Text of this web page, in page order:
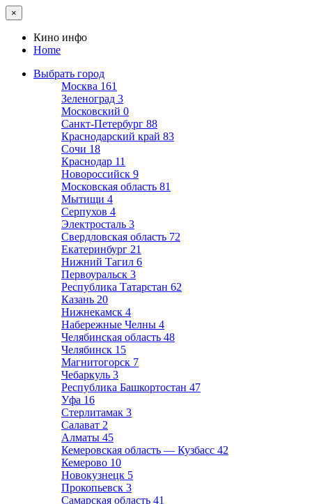
×
Кино инфо
Home
Выбрать город
Москва 161
Зеленоград 3
Московский 0
Санкт-Петербург 88
Краснодарский край 83
Сочи 18
Краснодар 11
Новороссийск 9
Московская область 81
Мытищи 4
Серпухов 4
Электросталь 3
Свердловская область 72
Екатеринбург 21
Нижний Тагил 6
Первоуральск 3
Республика Татарстан 62
Казань 20
Нижнекамск 4
Набережные Челны 4
Челябинская область 48
Челябинск 15
Магнитогорск 7
Чебаркуль 3
Республика Башкортостан 47
Уфа 16
Стерлитамак 3
Салават 2
Алматы 45
Кемеровская область — Кузбасс 42
Кемерово 10
Новокузнецк 5
Прокопьевск 3
Самарская область 41